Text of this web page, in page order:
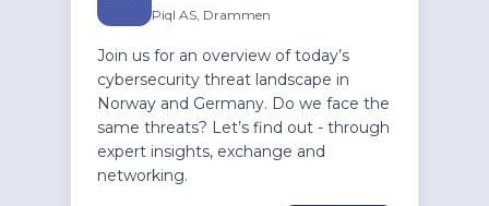
Piql AS, Drammen
Join us for an overview of today’s
cybersecurity threat landscape in
Norway and Germany. Do we face the
same threats? Let’s find out - through
expert insights, exchange and
networking.